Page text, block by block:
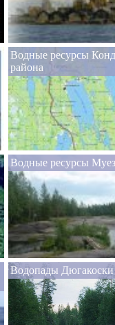
Водные ресурсы
района
Водные ресурсы
Водопады Дюгакоски